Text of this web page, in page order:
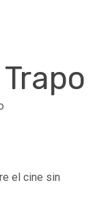
el cine sin